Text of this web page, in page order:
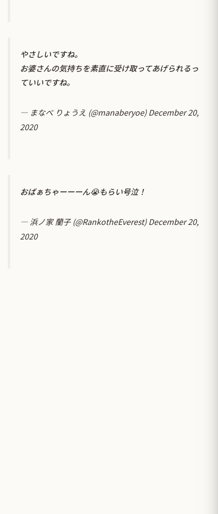
やさしいですね。
お婆さんの気持ちを素直に受け取ってあげられるっ
ていいですね。
— まなべ りょうえ (@manaberyoe)December 20,
2020
おばぁちゃーーーん😭もらい号泣！
— 浜ノ家 蘭子 (@RankotheEverest)December 20,
2020